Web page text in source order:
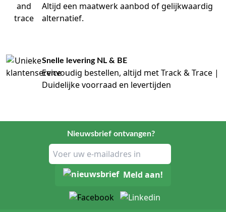
Altijd een maatwerk aanbod of gelijkwaardig
alternatief.
Snelle levering NL & BE
Eenvoudig bestellen, altijd met Track & Trace |
Duidelijke voorraad en levertijden
Nieuwsbrief ontvangen?
Meld aan!